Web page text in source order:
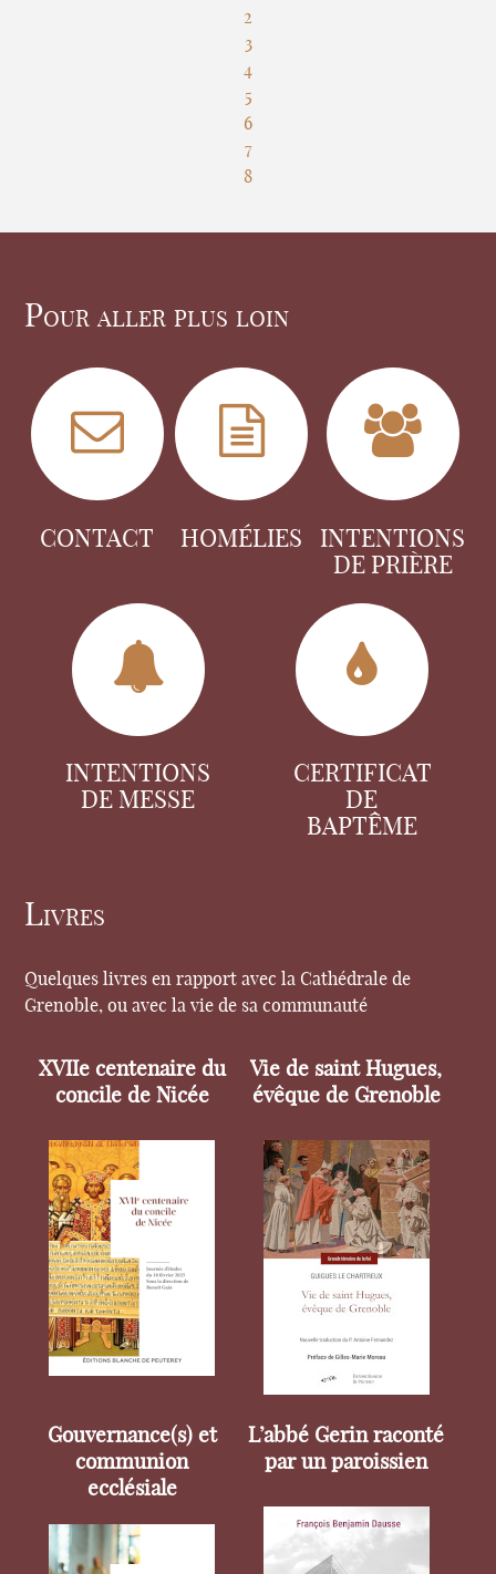
2
3
4
5
6
7
8
Pour aller plus loin
CONTACT HOMÉLIES
INTENTIONS
DE PRIÈRE
INTENTIONS
DE MESSE
CERTIFICAT
DE
BAPTÊME
Livres
Quelques livres en rapport avec la Cathédrale de
Grenoble, ou avec la vie de sa communauté
XVIIe centenaire du
concile de Nicée
Vie de saint Hugues,
évêque de Grenoble
Gouvernance(s) et
communion
ecclésiale
L’abbé Gerin raconté
par un paroissien